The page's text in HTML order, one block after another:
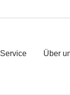
Service Über